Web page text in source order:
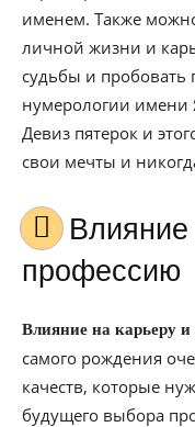
именем. Также
личной жизни и
судьбы и пробовать
нумерологии имени
Девиз пятерок и
свои мечты и
Влияние имени Ясинто на
профессию
Влияние на карьеру
самого рождения
качеств, которые
будущего выбора